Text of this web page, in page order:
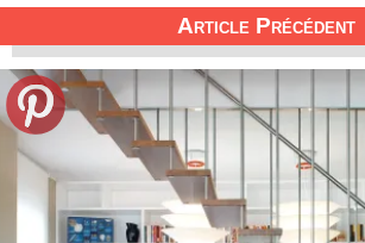
Article Précédent